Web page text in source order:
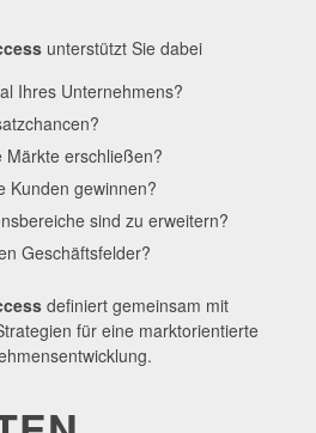
unterstützt Sie dabei
Ihres Unternehmens?
Märkte erschließen?
Kunden gewinnen?
sind zu erweitern?
Geschäftsfelder?
definiert gemeinsam mit
für eine marktorientierte